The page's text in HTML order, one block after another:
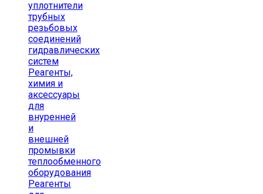
уплотнители
трубных
резьбовых
соединений
гидравлических
систем
Реагенты,
химия и
аксессуары
для
внуренней
и
внешней
промывки
теплообменного
оборудования
Реагенты